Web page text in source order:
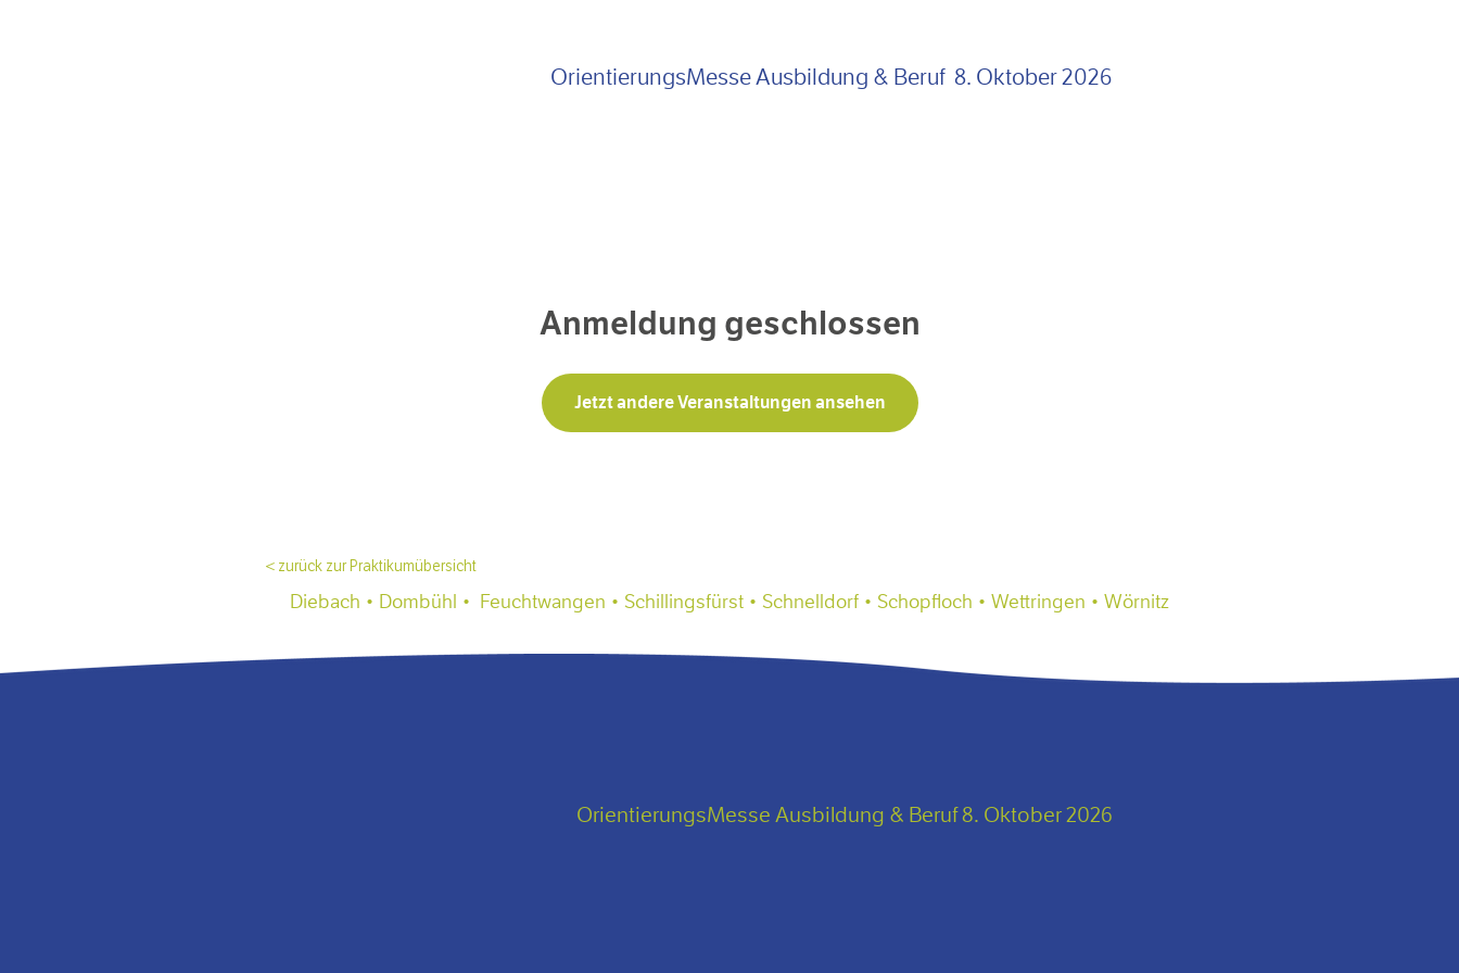
OrientierungsMesse Ausbildung & Beruf 8. Oktober 2026
Anmeldung geschlossen
Jetzt andere Veranstaltungen ansehen
< zurück zur Praktikumübersicht
Diebach • Dombühl • Feuchtwangen • Schillingsfürst • Schnelldorf • Schopfloch • Wettringen • Wörnitz
OrientierungsMesse Ausbildung & Beruf 8. Oktober 2026